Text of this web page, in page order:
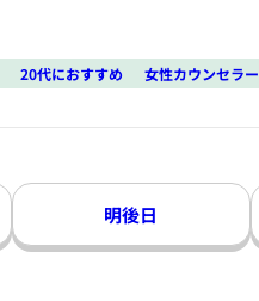
20代におすすめ 女性カウンセラー
明後日